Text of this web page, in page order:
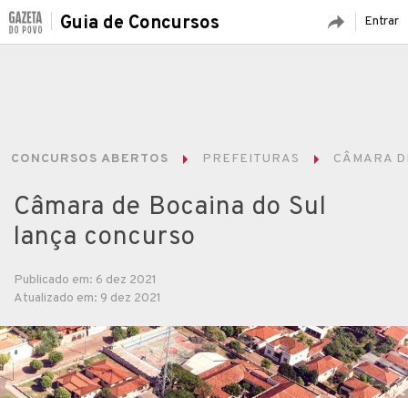
Entrar
Guia de Concursos
CONCURSOS ABERTOS PREFEITURAS CÂMARA
Câmara de Bocaina do Sul
lança concurso
Publicado em: 6 dez 2021
Atualizado em: 9 dez 2021